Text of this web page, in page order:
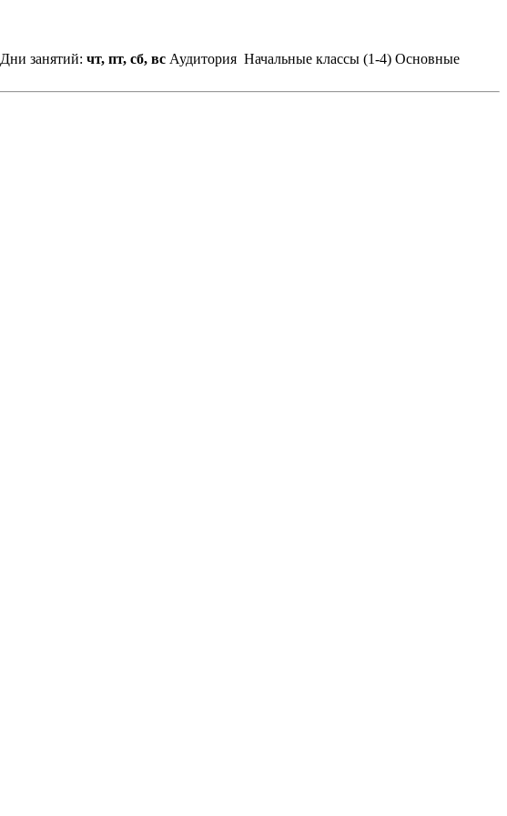
Дни занятий: чт, пт, сб, вс Аудитория Начальные классы (1-4) Основные